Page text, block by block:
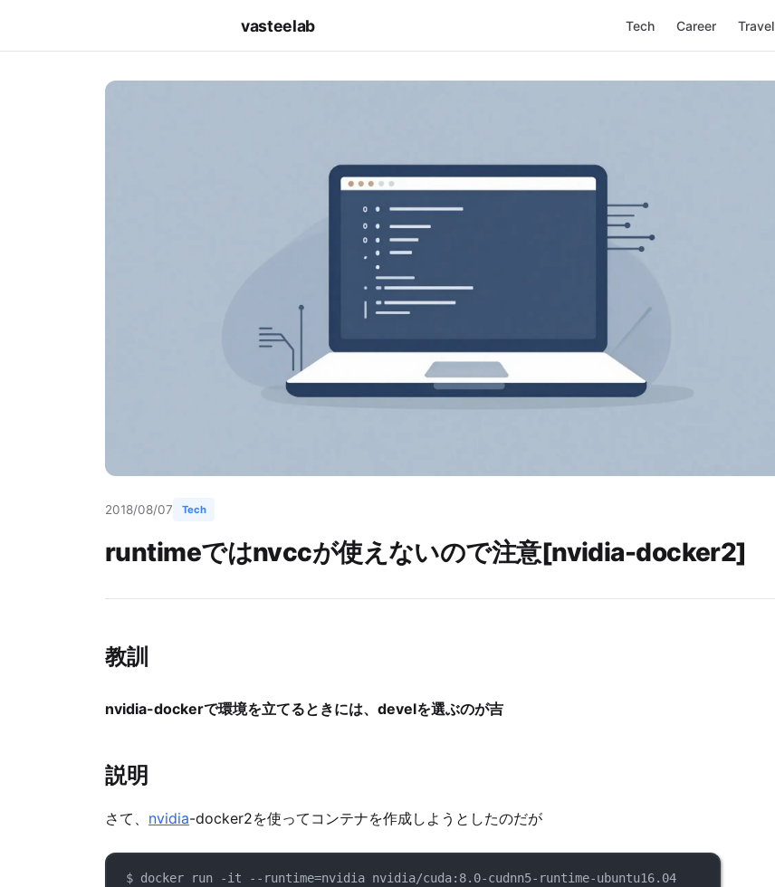
vasteelab Tech Career Travel
2018/08/07 Tech
runtimeではnvccが使えないので注意[nvidia-docker2]
教訓
nvidia-dockerで環境を立てるときには、develを選ぶのが吉
説明
さて、 nvidia-docker2を使ってコンテナを作成しようとしたのだが
$ docker run -it --runtime=nvidia nvidia/cuda:8.0-cudnn5-runtime-ubuntu16.04